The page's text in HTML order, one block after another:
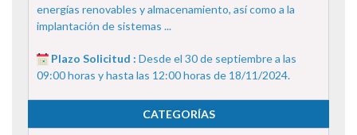
energías renovables y almacenamiento, así como a la
implantación de sistemas ...
Plazo Solicitud : Desde el 30 de septiembre a las
09:00 horas y hasta las 12:00 horas de 18/11/2024.
CATEGORÍAS